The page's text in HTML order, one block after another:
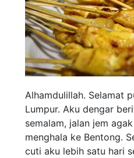
Alhamdulillah. Selamat
Lumpur. Aku dengar
semalam, jalan jem
menghala ke Bentong.
cuti aku lebih satu hari